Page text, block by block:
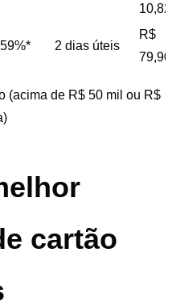
10,82
2 dias úteis
R$
79,90
(acima de R$ 50 mil ou R$
cartão